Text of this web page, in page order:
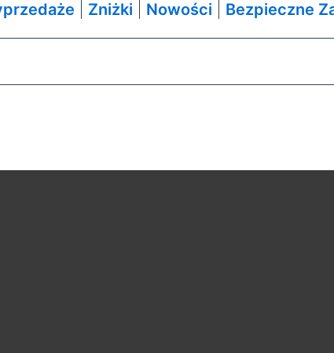
Zniżki Nowości Bezpieczne